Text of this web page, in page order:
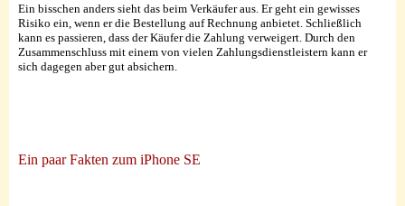
Ein bisschen anders sieht das beim Verkäufer aus. Er geht ein gewisses
Risiko ein, wenn er die Bestellung auf Rechnung anbietet. Schließlich
kann es passieren, dass der Käufer die Zahlung verweigert. Durch den
Zusammenschluss mit einem von vielen Zahlungsdienstleistern kann er
sich dagegen aber gut absichern.
Ein paar Fakten zum iPhone SE